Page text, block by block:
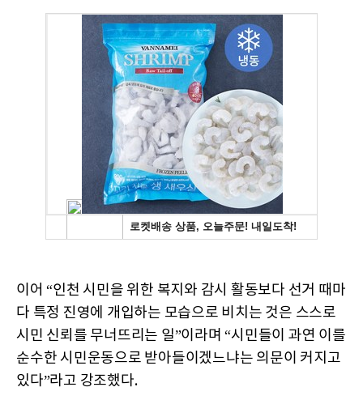
이어 “인천 시민을 위한 복지와 감시 활동보다 선거 때마
다 특정 진영에 개입하는 모습으로 비치는 것은 스스로
시민 신뢰를 무너뜨리는 일”이라며 “시민들이 과연 이를
순수한 시민운동으로 받아들이겠느냐는 의문이 커지고
있다”라고 강조했다.